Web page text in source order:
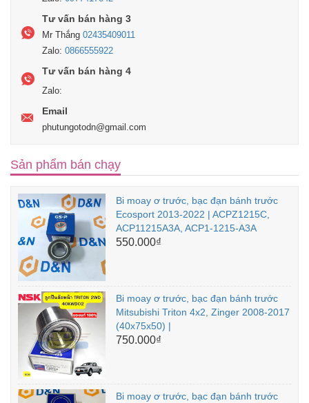
Tư vấn bán hàng 3
Mr Thắng 02435409011
Zalo: 0866555922
Tư vấn bán hàng 4
Zalo:
Email
phutungotodn@gmail.com
Sản phẩm bán chạy
Bi moay ơ trước, bạc đạn bánh trước
Ecosport 2013-2022 | ACPZ1215C,
ACP11215A3A, ACP1-1215-A3A
550.000₫
Bi moay ơ trước, bạc đạn bánh trước
Mitsubishi Triton 4x2, Zinger 2008-2017
(40x75x50) |
750.000₫
Bi moay ơ trước, bạc đạn bánh trước